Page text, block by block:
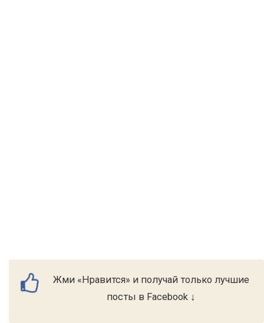
Жми «Нравится» и получай только лучшие
посты в Facebook ↓